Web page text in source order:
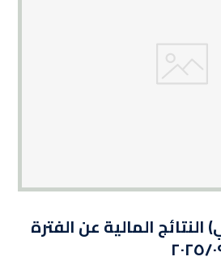
النتائج المالية عن الفترة